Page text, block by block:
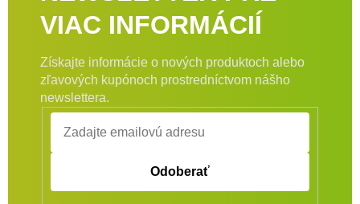
VIAC INFORMÁCIÍ
Získajte informácie o nových produktoch alebo
zľavových kupónoch prostredníctvom nášho
newslettera.
Odoberať